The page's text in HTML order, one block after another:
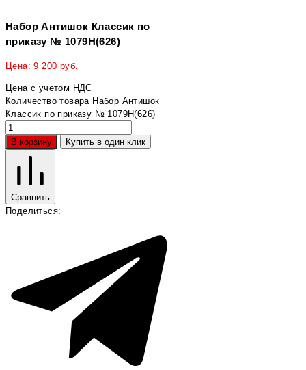
Набор Антишок Классик по
приказу № 1079Н(626)
Цена:9 200 руб.
Цена с учетом НДС
Количество товара Набор Антишок
Классик по приказу № 1079Н(626)
В корзину Купить в один клик
Сравнить
Поделиться: